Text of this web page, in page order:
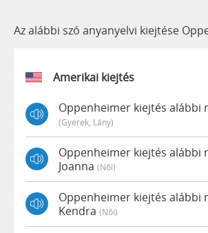
Az alábbi szó anyanyelvi kiejtése
Amerikai kiejtés
Oppenheimer kiejtés alábbi
(gyerek, Lány)
Oppenheimer kiejtés alábbi
Joanna (női)
Oppenheimer kiejtés alábbi
Kendra (női)